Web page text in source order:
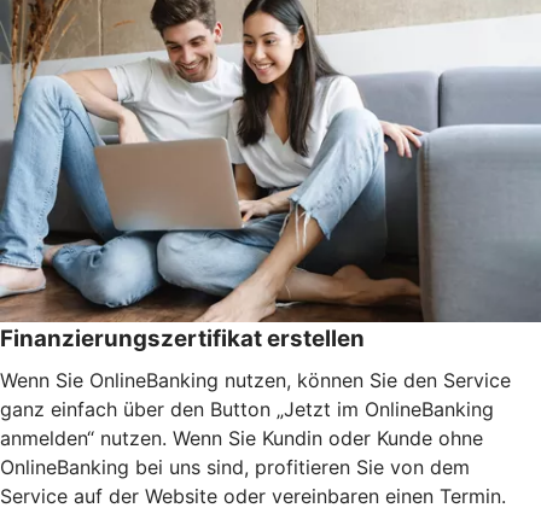
Finanzierungszertifikat erstellen
Wenn Sie OnlineBanking nutzen, können Sie den Service
ganz einfach über den Button „Jetzt im OnlineBanking
anmelden“ nutzen. Wenn Sie Kundin oder Kunde ohne
OnlineBanking bei uns sind, profitieren Sie von dem
Service auf der Website oder vereinbaren einen Termin.